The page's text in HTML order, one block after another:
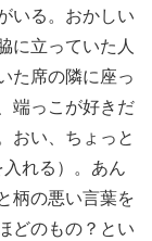
いる。おかしい
に立っていた人
た席の隣に座っ
端っこが好きだ
おい、ちょっと
れる）。あん
柄の悪い言葉を
どのもの？とい